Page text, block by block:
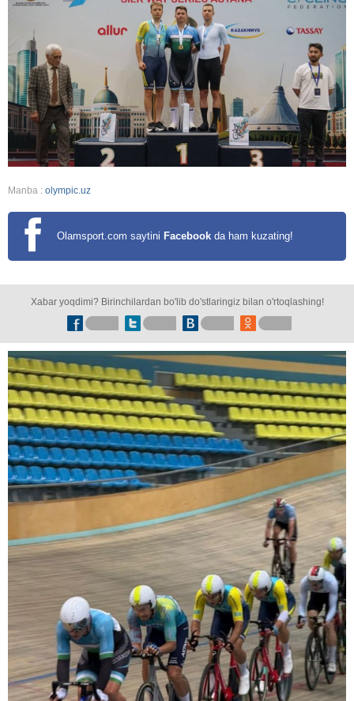
Manba : olympic.uz
Olamsport.com saytini Facebook da ham kuzating!
Xabar yoqdimi? Birinchilardan bo'lib do'stlaringiz bilan o'rtoqlashing!